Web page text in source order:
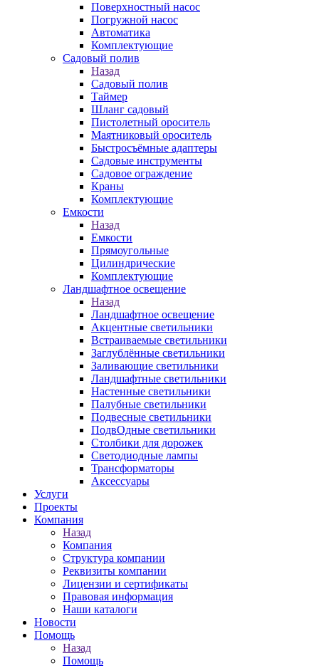
Поверхностный насос
Погружной насос
Автоматика
Комплектующие
Садовый полив
Назад
Садовый полив
Таймер
Шланг садовый
Пистолетный ороситель
Маятниковый ороситель
Быстросъёмные адаптеры
Садовые инструменты
Садовое ограждение
Краны
Комплектующие
Емкости
Назад
Емкости
Прямоугольные
Цилиндрические
Комплектующие
Ландшафтное освещение
Назад
Ландшафтное освещение
Акцентные светильники
Встраиваемые светильники
Заглублённые светильники
Заливающие светильники
Ландшафтные светильники
Настенные светильники
Палубные светильники
Подвесные светильники
ПодвОдные светильники
Столбики для дорожек
Светодиодные лампы
Трансформаторы
Аксессуары
Услуги
Проекты
Компания
Назад
Компания
Структура компании
Реквизиты компании
Лицензии и сертификаты
Правовая информация
Наши каталоги
Новости
Помощь
Назад
Помощь